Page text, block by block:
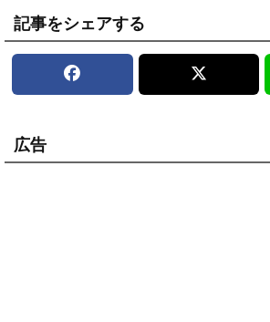
記事をシェアする
広告